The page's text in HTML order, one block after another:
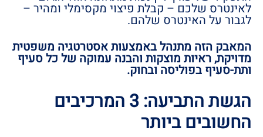
לאינטרס שלכם – קבלת פיצוי מקסימלי ומהיר –
לגבור על האינטרס שלהם.
המאבק הזה מתנהל באמצעות אסטרטגיה משפטית
מדויקת, ראיות מוצקות והבנה עמוקה של כל סעיף
ותת-סעיף בפוליסה ובחוק.
הגשת התביעה: 3 המרכיבים
החשובים ביותר